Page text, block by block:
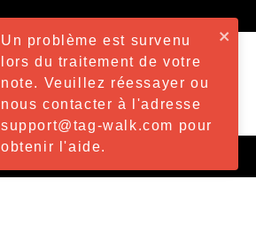
Un problème est survenu
lors du traitement de votre
note. Veuillez réessayer ou
nous contacter à l'adresse
support@tag-walk.com pour
obtenir l'aide.